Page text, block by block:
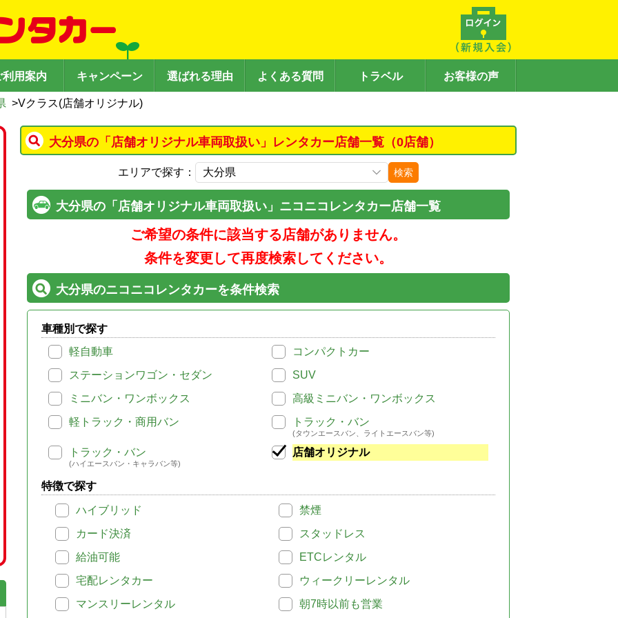
利用案内 キャンペーン 選ばれる理由 よくある質問 トラベル お客様の声
>Vクラス(店舗オリジナル)
大分県の「店舗オリジナル車両取扱い」レンタカー店舗一覧（0店舗）
エリアで探す： 検索
大分県の「店舗オリジナル車両取扱い」ニコニコレンタカー店舗一覧
ご希望の条件に該当する店舗がありません。
条件を変更して再度検索してください。
大分県のニコニコレンタカーを条件検索
車種別で探す
軽自動車
コンパクトカー
ステーションワゴン・セダン
SUV
ミニバン・ワンボックス
高級ミニバン・ワンボックス
軽トラック・商用バン
トラック・バン
(タウンエースバン、ライトエースバン等)
トラック・バン
(ハイエースバン・キャラバン等)
店舗オリジナル
特徴で探す
ハイブリッド
禁煙
カード決済
スタッドレス
給油可能
ETCレンタル
宅配レンタカー
ウィークリーレンタル
マンスリーレンタル
朝7時以前も営業